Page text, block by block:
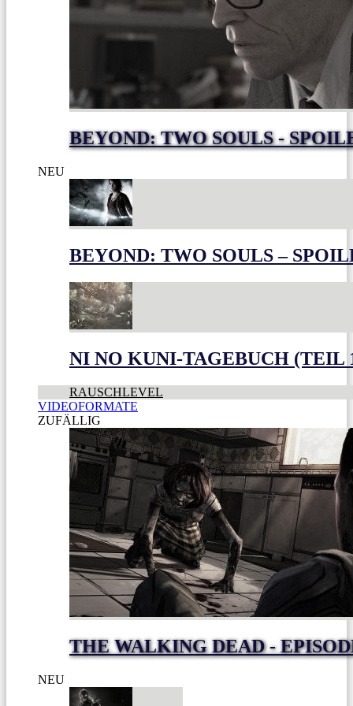
BEYOND: TWO SOULS -
NEU
BEYOND: TWO SOULS –
NI NO KUNI-TAGEBUCH (TEIL
RAUSCHLEVEL
VIDEOFORMATE
ZUFÄLLIG
THE WALKING DEAD -
NEU